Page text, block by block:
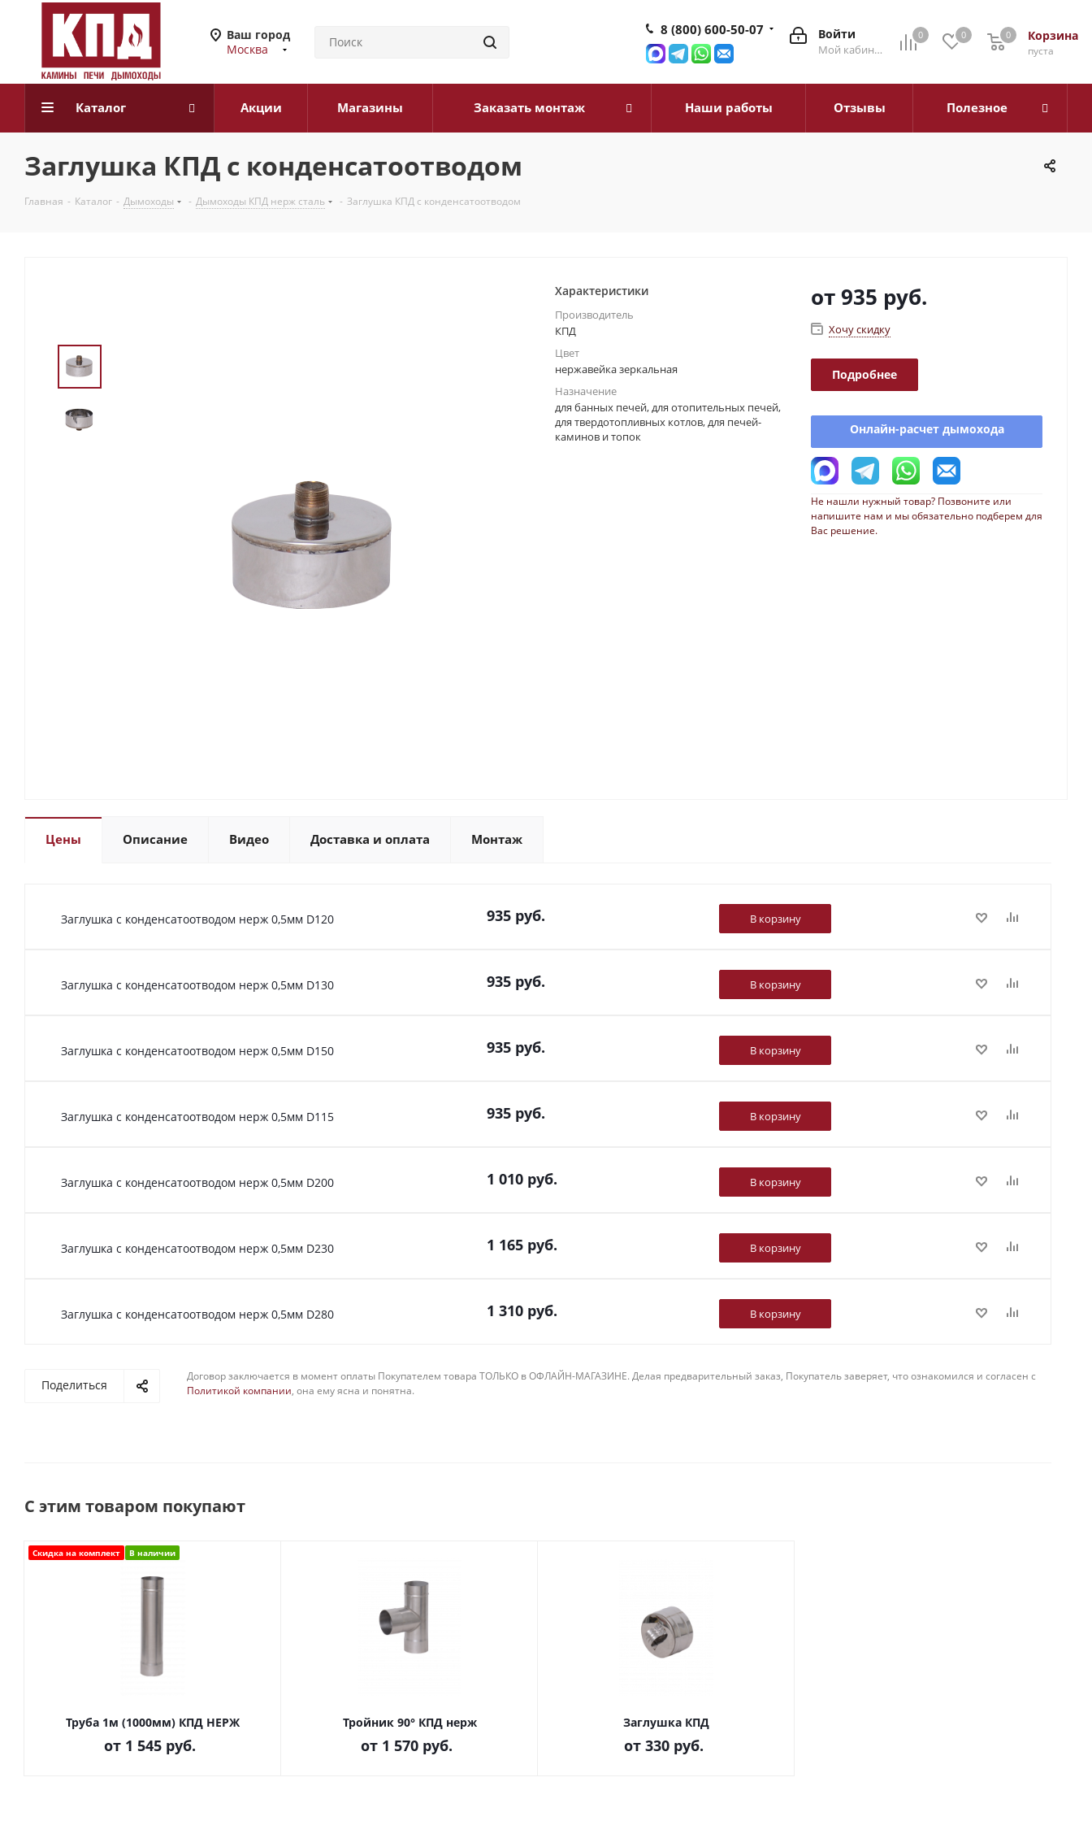
Ваш город
Москва
0 0 Корзина
0
пуста
0
Войти
Мой кабинет
8 (800) 600-50-07
Каталог Акции Магазины Заказать монтаж Наши работы Отзывы Полезное
Заглушка КПД с конденсатоотводом
Главная - Каталог - Дымоходы - Дымоходы КПД нерж сталь - Заглушка КПД с конденсатоотводом
Характеристики
Производитель
КПД
Цвет
нержавейка зеркальная
Назначение
для банных печей, для отопительных печей,
для твердотопливных котлов, для печей-
каминов и топок
от935 руб.
Хочу скидку
Подробнее
Онлайн-расчет дымохода
Не нашли нужный товар? Позвоните или
напишите нам и мы обязательно подберем для
Вас решение.
Цены Описание Видео Доставка и оплата Монтаж
Заглушка с конденсатоотводом нерж 0,5мм D120 935 руб. В корзину
Заглушка с конденсатоотводом нерж 0,5мм D130 935 руб. В корзину
Заглушка с конденсатоотводом нерж 0,5мм D150 935 руб. В корзину
Заглушка с конденсатоотводом нерж 0,5мм D115 935 руб. В корзину
Заглушка с конденсатоотводом нерж 0,5мм D200 1 010 руб. В корзину
Заглушка с конденсатоотводом нерж 0,5мм D230 1 165 руб. В корзину
Заглушка с конденсатоотводом нерж 0,5мм D280 1 310 руб. В корзину
Поделиться
Договор заключается в момент оплаты Покупателем товара ТОЛЬКО в ОФЛАЙН-МАГАЗИНЕ. Делая предварительный заказ, Покупатель заверяет, что ознакомился и согласен с
Политикой компании, она ему ясна и понятна.
С этим товаром покупают
Скидка на комплект В наличии
Труба 1м (1000мм) КПД НЕРЖ
от 1 545 руб.
Тройник 90° КПД нерж
от 1 570 руб.
Заглушка КПД
от 330 руб.